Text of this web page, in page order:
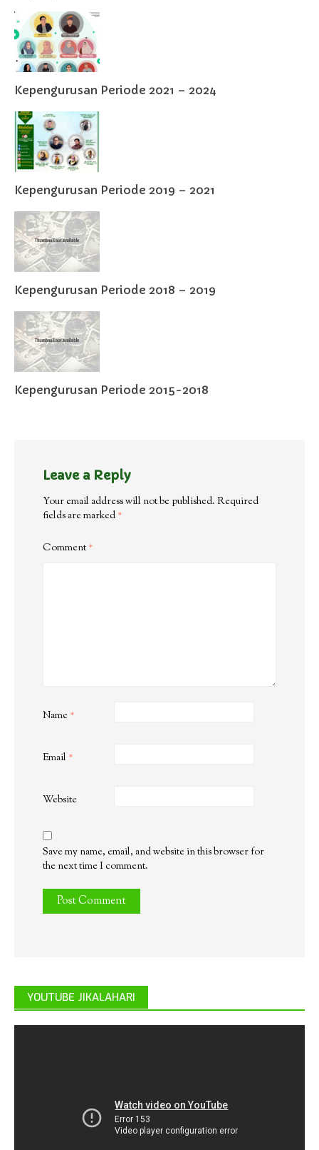
Kepengurusan Periode 2021 – 2024
Kepengurusan Periode 2019 – 2021
Kepengurusan Periode 2018 – 2019
Kepengurusan Periode 2015-2018
Leave a Reply
Your email address will not be published. Required
fields are marked *
Comment*
Name *
Email *
Website
Save my name, email, and website in this browser for
the next time I comment.
YOUTUBE JIKALAHARI